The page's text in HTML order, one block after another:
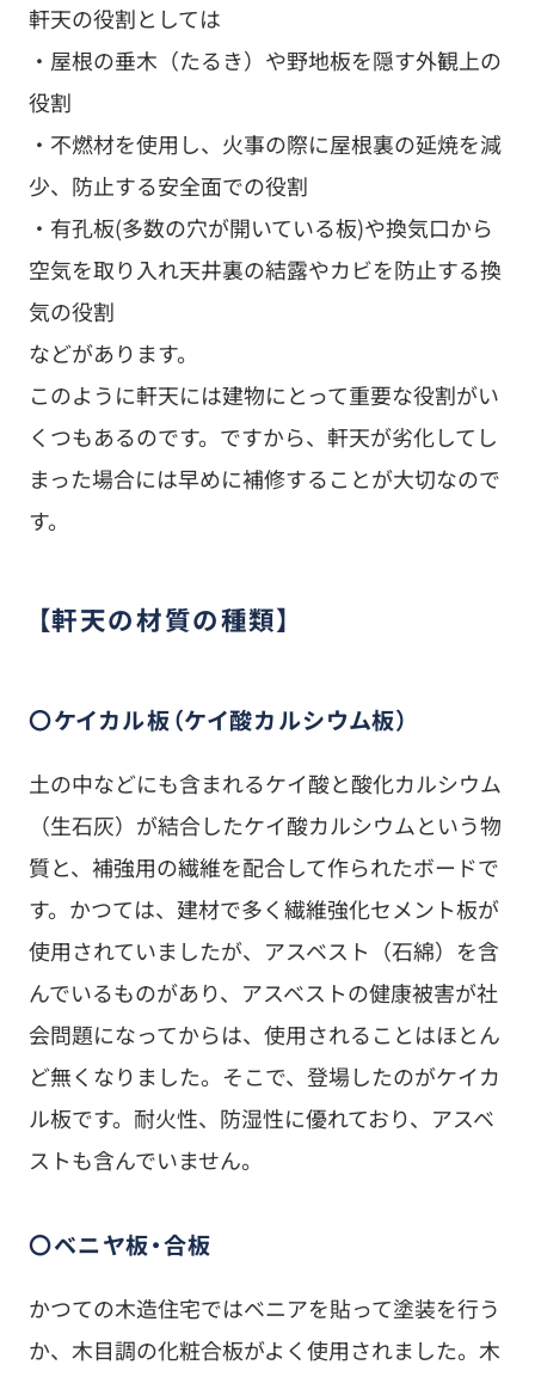
軒天の役割としては
・屋根の垂木（たるき）や野地板を隠す外観上の
役割
・不燃材を使用し、火事の際に屋根裏の延焼を減
少、防止する安全面での役割
・有孔板(多数の穴が開いている板)や換気口から
空気を取り入れ天井裏の結露やカビを防止する換
気の役割
などがあります。
このように軒天には建物にとって重要な役割がい
くつもあるのです。ですから、軒天が劣化してし
まった場合には早めに補修することが大切なので
す。
【軒天の材質の種類】
〇ケイカル板（ケイ酸カルシウム板）
土の中などにも含まれるケイ酸と酸化カルシウム
（生石灰）が結合したケイ酸カルシウムという物
質と、補強用の繊維を配合して作られたボードで
す。かつては、建材で多く繊維強化セメント板が
使用されていましたが、アスベスト（石綿）を含
んでいるものがあり、アスベストの健康被害が社
会問題になってからは、使用されることはほとん
ど無くなりました。そこで、登場したのがケイカ
ル板です。耐火性、防湿性に優れており、アスベ
ストも含んでいません。
〇ベニヤ板・合板
かつての木造住宅ではベニアを貼って塗装を行う
か、木目調の化粧合板がよく使用されました。木